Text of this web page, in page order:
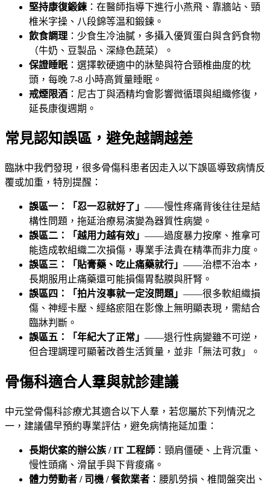
堅持康復鍛鍊 ：在醫師指導下進行小燕飛、靠牆站、頸
椎米字操、八段錦等温和鍛鍊。
飲食調理 ：少食生冷油膩，多攝入優質蛋白與含鈣食物
（牛奶、豆製品、深綠色蔬菜）。
保證睡眠：選擇軟硬適中的牀墊與符合頸椎曲度的枕
頭，每晚 7-8 小時高質量睡眠。
戒煙限酒 ：尼古丁與酒精均會影響微循環與組織修復，
延長康復週期。
常見認知誤區，避免越調越差
臨牀中我們發現，很多骨傷科患者因走入以下誤區導致病情反
覆或加重，特別提醒：
誤區一：「忍一忍就好了」 ——慢性疼痛背後往往是結
構性問題，拖延治療易演變為器質性病變。
誤區二：「越用力越有效」 ——過度暴力按摩、推拿可
能造成軟組織二次損傷，專業手法貴在精準而非力度。
誤區三：「貼膏藥、吃止痛藥就行」 ——治標不治本，
長期服用止痛藥還可能損傷胃黏膜與肝腎。
誤區四：「拍片沒事就一定沒問題」 ——很多軟組織損
傷、神經卡壓、經絡瘀阻在影像上無明顯表現，需結合
臨牀判斷。
誤區五：「年紀大了正常」 ——退行性病變雖不可逆，
但合理調理可顯著改善生活質量，並非「無法可救」。
骨傷科適合人羣與就診建議
中元堂骨傷科診療尤其適合以下人羣，若您屬於下列情況之
一，建議儘早預約專業評估，避免病情拖延加重：
長期伏案的辦公族 / IT 工程師 ：頸肩僵硬、上背沉重、
慢性頭痛、滑鼠手與下背痠痛。
體力勞動者 / 司機 / 餐飲業者 ：腰肌勞損、椎間盤突出、